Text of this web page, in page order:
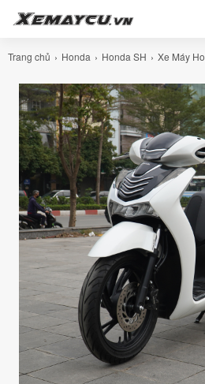
Trang chủ Honda Honda SH Xe Máy